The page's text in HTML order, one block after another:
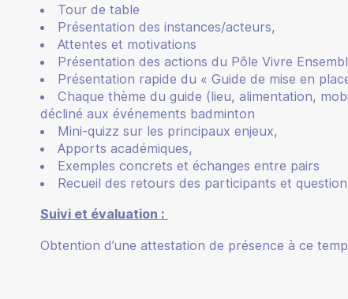
Tour de table
Présentation des instances/acteurs,
Attentes et motivations
Présentation des actions du Pôle Vivre
Présentation rapide du « Guide de mise en
Chaque thème du guide (lieu, alimentation,
décliné aux événements badminton
Mini-quizz sur les principaux enjeux,
Apports académiques,
Exemples concrets et échanges entre pairs
Recueil des retours des participants et
Suivi et évaluation :
Obtention d’une attestation de présence à ce